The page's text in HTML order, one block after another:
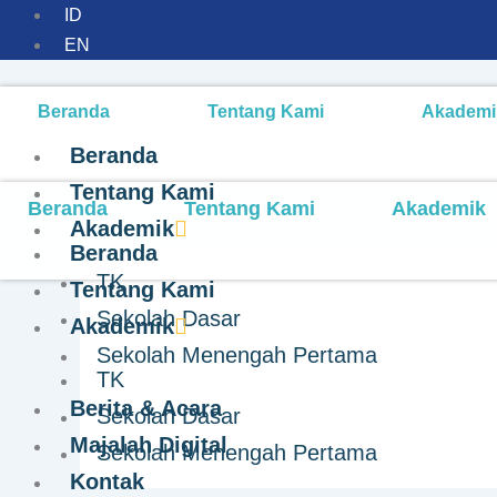
ID
EN
Beranda Tentang Kami
Beranda
Tentang Kami
Akademik
TK
Sekolah Dasar
Sekolah Menengah Pertama
Berita & Acara
Majalah Digital
Kontak
Beranda Tentang Kami Akademik
Beranda
Tentang Kami
Akademik
TK
Sekolah Dasar
Sekolah Menengah Pertama
Seminar Parenting
Keluarga